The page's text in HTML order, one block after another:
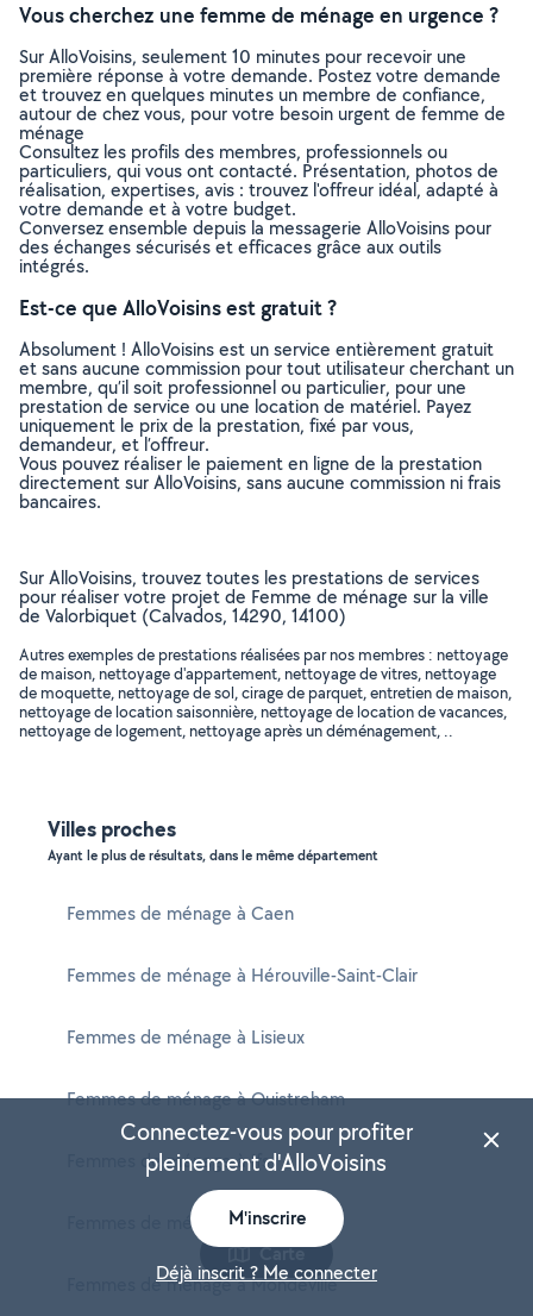
Vous cherchez une femme de ménage en urgence ?
Sur AlloVoisins, seulement 10 minutes pour recevoir une
première réponse à votre demande. Postez votre demande
et trouvez en quelques minutes un membre de confiance,
autour de chez vous, pour votre besoin urgent de femme de
ménage
Consultez les profils des membres, professionnels ou
particuliers, qui vous ont contacté. Présentation, photos de
réalisation, expertises, avis : trouvez l'offreur idéal, adapté à
votre demande et à votre budget.
Conversez ensemble depuis la messagerie AlloVoisins pour
des échanges sécurisés et efficaces grâce aux outils
intégrés.
Est-ce que AlloVoisins est gratuit ?
Absolument ! AlloVoisins est un service entièrement gratuit
et sans aucune commission pour tout utilisateur cherchant un
membre, qu’il soit professionnel ou particulier, pour une
prestation de service ou une location de matériel. Payez
uniquement le prix de la prestation, fixé par vous,
demandeur, et l’offreur.
Vous pouvez réaliser le paiement en ligne de la prestation
directement sur AlloVoisins, sans aucune commission ni frais
bancaires.
Sur AlloVoisins, trouvez toutes les prestations de services
pour réaliser votre projet de Femme de ménage sur la ville
de Valorbiquet (Calvados, 14290, 14100)
Autres exemples de prestations réalisées par nos membres : nettoyage
de maison, nettoyage d'appartement, nettoyage de vitres, nettoyage
de moquette, nettoyage de sol, cirage de parquet, entretien de maison,
nettoyage de location saisonnière, nettoyage de location de vacances,
nettoyage de logement, nettoyage après un déménagement, ..
Villes proches
Ayant le plus de résultats, dans le même département
Femmes de ménage à Caen
Femmes de ménage à Hérouville-Saint-Clair
Femmes de ménage à Lisieux
Femmes de ménage à Ouistreham
Femmes de ménage à Ifs
Femmes de ménage à Bayeux
Femmes de ménage à Mondeville
Carte
Connectez-vous pour profiter
pleinement d'AlloVoisins
M'inscrire
Déjà inscrit ? Me connecter